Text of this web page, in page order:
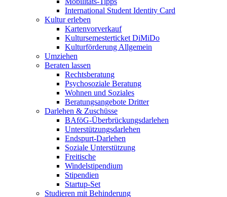
International Student Identity Card
Kultur erleben
Kartenvorverkauf
Kultursemesterticket DiMiDo
Kulturförderung Allgemein
Umziehen
Beraten lassen
Rechtsberatung
Psychosoziale Beratung
Wohnen und Soziales
Beratungsangebote Dritter
Darlehen & Zuschüsse
BAföG-Überbrückungsdarlehen
Unterstützungsdarlehen
Endspurt-Darlehen
Soziale Unterstützung
Freitische
Windelstipendium
Stipendien
Startup-Set
Studieren mit Behinderung